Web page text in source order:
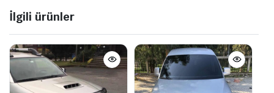
İlgili ürünler